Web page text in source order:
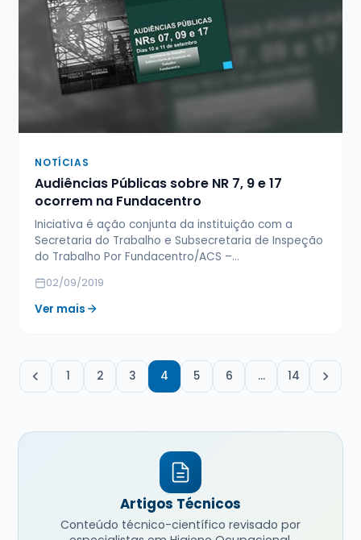
NOTÍCIAS
Audiências Públicas sobre NR 7, 9 e 17
ocorrem na Fundacentro
Iniciativa é ação conjunta da instituição com a
Secretaria do Trabalho e Subsecretaria de Inspeção
do Trabalho Por Fundacentro/ACS –…
02/09/2019
Ver mais
1 2 3 4 5 6 … 14
Artigos Técnicos
Conteúdo técnico-científico revisado por